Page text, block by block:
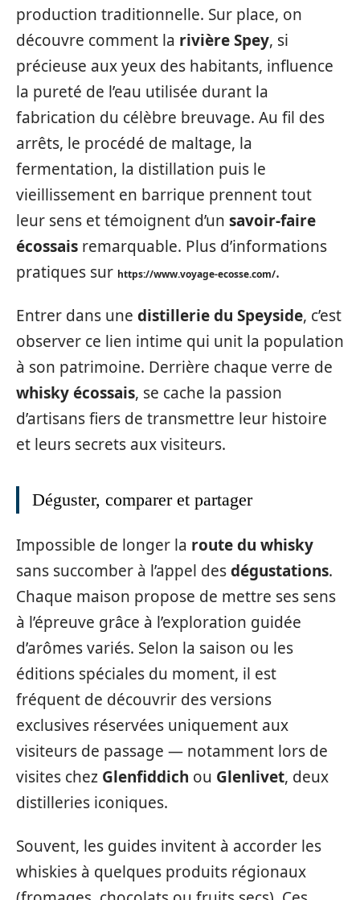
production traditionnelle. Sur place, on
découvre comment la rivière Spey, si
précieuse aux yeux des habitants, influence
la pureté de l’eau utilisée durant la
fabrication du célèbre breuvage. Au fil des
arrêts, le procédé de maltage, la
fermentation, la distillation puis le
vieillissement en barrique prennent tout
leur sens et témoignent d’un savoir-faire
écossais remarquable. Plus d’informations
pratiques sur https://www.voyage-ecosse.com/.
Entrer dans une distillerie du Speyside, c’est
observer ce lien intime qui unit la population
à son patrimoine. Derrière chaque verre de
whisky écossais, se cache la passion
d’artisans fiers de transmettre leur histoire
et leurs secrets aux visiteurs.
Déguster, comparer et partager
Impossible de longer la route du whisky
sans succomber à l’appel desdégustations.
Chaque maison propose de mettre ses sens
à l’épreuve grâce à l’exploration guidée
d’arômes variés. Selon la saison ou les
éditions spéciales du moment, il est
fréquent de découvrir des versions
exclusives réservées uniquement aux
visiteurs de passage — notamment lors de
visites chez Glenfiddich ou Glenlivet, deux
distilleries iconiques.
Souvent, les guides invitent à accorder les
whiskies à quelques produits régionaux